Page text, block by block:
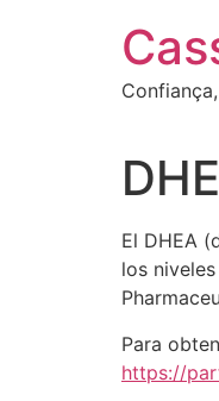
El DHEA
los
Para
https://